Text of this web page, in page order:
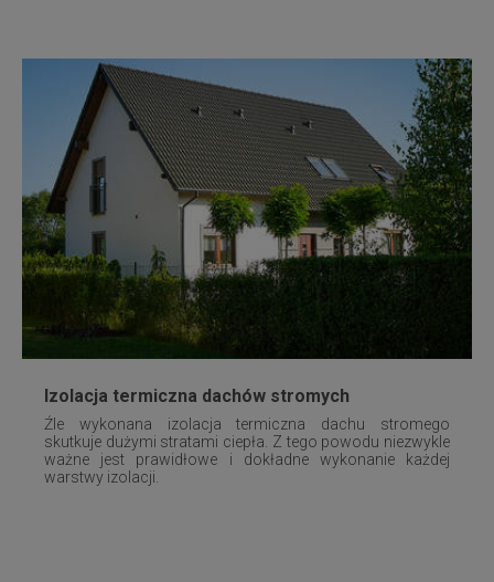
Izolacja termiczna dachów stromych
Źle wykonana izolacja termiczna dachu stromego
skutkuje dużymi stratami ciepła. Z tego powodu niezwykle
ważne jest prawidłowe i dokładne wykonanie każdej
warstwy izolacji.